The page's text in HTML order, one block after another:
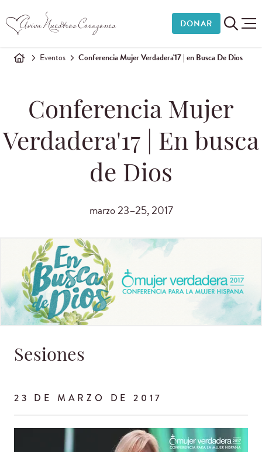
DONAR
Eventos Conferencia Mujer Verdadera'17 | en Busca De Dios
Conferencia Mujer
Verdadera'17 | En busca
de Dios
marzo 23–25, 2017
Sesiones
23 DE MARZO DE 2017